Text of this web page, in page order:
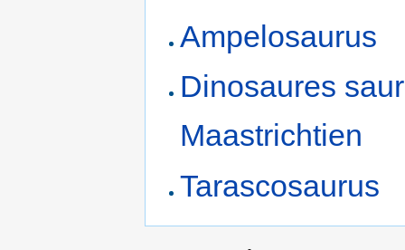
Ampelosaurus
Dinosaures
Maastrichtien
Tarascosaurus